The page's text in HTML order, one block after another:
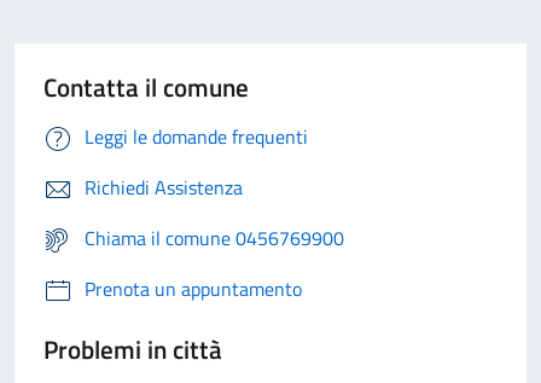
Contatta il comune
Leggi le domande frequenti
Richiedi Assistenza
Chiama il comune 0456769900
Prenota un appuntamento
Problemi in città